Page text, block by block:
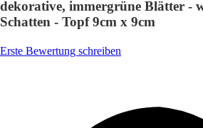
dekorative, immergrüne Blätter -
Schatten - Topf 9cm x 9cm
Erste Bewertung schreiben